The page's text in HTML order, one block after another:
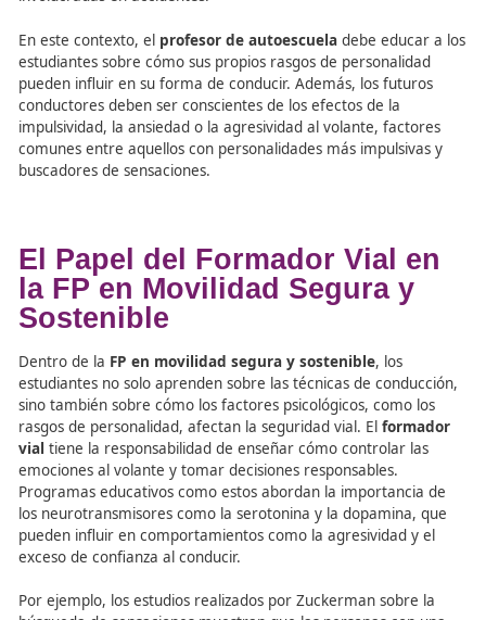
Los estudios sobre los rasgos de personalidad
y su
la conducción muestran que características como la
extraversión, laresponsabilidady laafabilidadtienen
impacto directo en la propensidad a cometer
accidentes. Investigaciones de Clarke y Robertson
que las personas con una baja responsabilidad y
En este contexto, el profesor de autoescuela
debe
estudiantes sobre cómo sus propios rasgos de
pueden influir en su forma de conducir. Además, los
impulsividad, la ansiedad o la agresividad al volante,
comunes entre aquellos con personalidades más
buscadores de sensaciones.
El Papel del Formador Vial
la FP en Movilidad Segura
Sostenible